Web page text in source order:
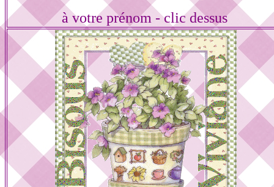
à votre prénom - clic dessus